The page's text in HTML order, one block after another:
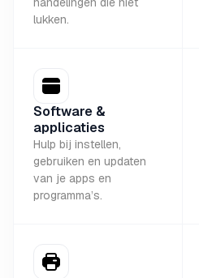
lukken.
Software &
applicaties
Hulp bij instellen,
gebruiken en updaten
van je apps en
programma’s.